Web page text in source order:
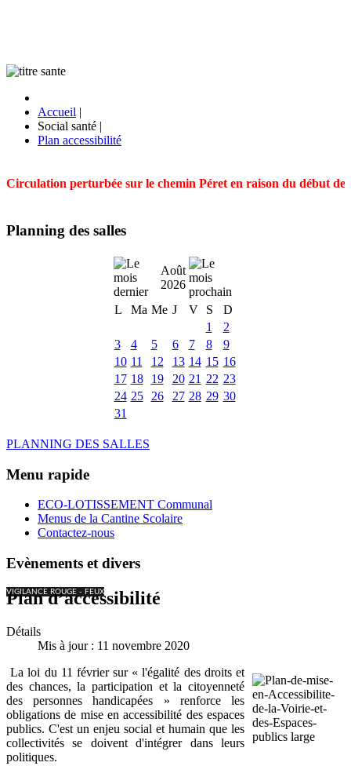
Accueil |
Social santé |
Plan accessibilité
Circulation perturbée sur le chemin Péret en raison du début
Planning des salles
Août
2026
L
Ma Me J V S
D
1
2
3
4 5 6 7 8
9
10 11 12 13 14 15 16
17 18 19 20 21 22 23
24 25 26 27 28 29 30
31
PLANNING DES SALLES
Menu rapide
ECO-LOTISSEMENT Communal
Menus de la Cantine Scolaire
Contactez-nous
Evènements et divers
VIGILANCE ROUGE - FEUX
Plan d’accessibilité
Détails
Mis à jour : 11 novembre 2020
La loi du 11 février sur « l'égalité des droits et
des chances, la participation et la citoyenneté
des personnes handicapées » renforce les
obligations de mise en accessibilité des espaces
publics. C'est un enjeu social et humain que les
collectivités se doivent d'intégrer dans leurs
politiques.